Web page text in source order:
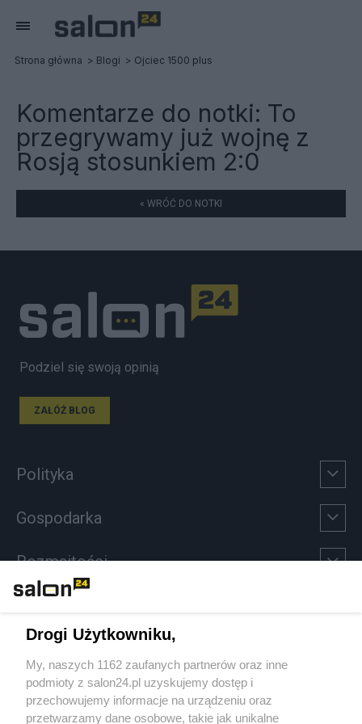
Strona główna Blogi Ojciec 1500 plus
Komentarze do notki: To
przegrywamy już wojnę z
Rosją stosunkiem 2:0
« WRÓĆ DO NOTKI
Podziel się swoją opinią
ZAŁÓŻ BLOG
Polityka
Gospodarka
Rozmaitości
Sport
Społeczeństwo
Drogi Użytkowniku,
My, naszych 1162 zaufanych partnerów oraz inne
podmioty z salon24.pl uzyskujemy dostęp i
przechowujemy informacje na urządzeniu oraz
przetwarzamy dane osobowe, takie jak unikalne